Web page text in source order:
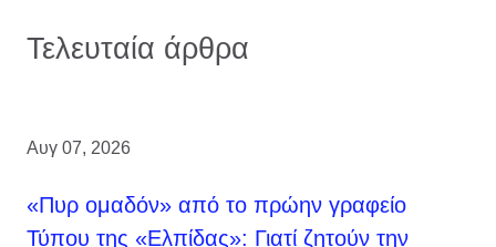
Τελευταία άρθρα
Αυγ 07, 2026
«Πυρ ομαδόν» από το πρώην γραφείο
Τύπου της «Ελπίδας»: Γιατί ζητούν την